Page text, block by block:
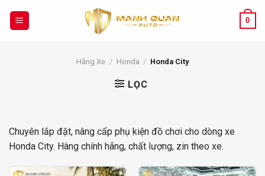
0
Hãng Xe / Honda / Honda City
LỌC
Chuyên lắp đặt, nâng cấp phụ kiện đồ chơi cho dòng xe
Honda City. Hàng chính hãng, chất lượng, zin theo xe.